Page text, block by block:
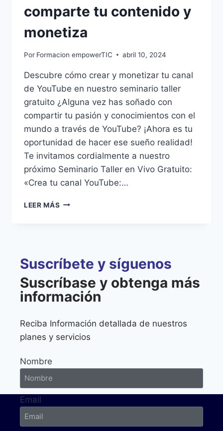
comparte tu contenido y
monetiza
Por Formacion empowerTIC abril 10, 2024
Descubre cómo crear y monetizar tu canal
de YouTube en nuestro seminario taller
gratuito ¿Alguna vez has soñado con
compartir tu pasión y conocimientos con el
mundo a través de YouTube? ¡Ahora es tu
oportunidad de hacer ese sueño realidad!
Te invitamos cordialmente a nuestro
próximo Seminario Taller en Vivo Gratuito:
«Crea tu canal YouTube:…
LEER MÁS
Suscríbete y síguenos
Suscríbase y obtenga más
información
Reciba Información detallada de nuestros
planes y servicios
Nombre
Email